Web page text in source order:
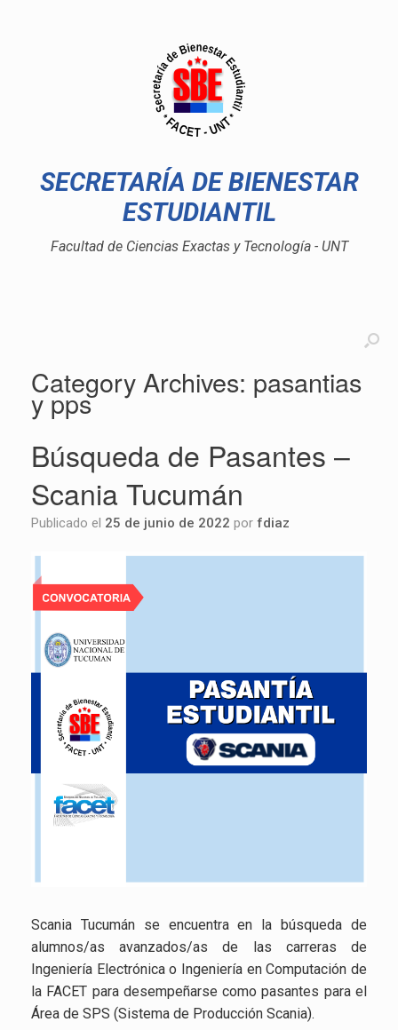
SECRETARÍA DE BIENESTAR
ESTUDIANTIL
Facultad de Ciencias Exactas y Tecnología - UNT
Category Archives: pasantias
y pps
Búsqueda de Pasantes –
Scania Tucumán
Publicado el 25 de junio de 2022 por fdiaz
Scania Tucumán se encuentra en la búsqueda de
alumnos/as avanzados/as de las carreras de
Ingeniería Electrónica o Ingeniería en Computación de
la FACET para desempeñarse como pasantes para el
Área de SPS (Sistema de Producción Scania).